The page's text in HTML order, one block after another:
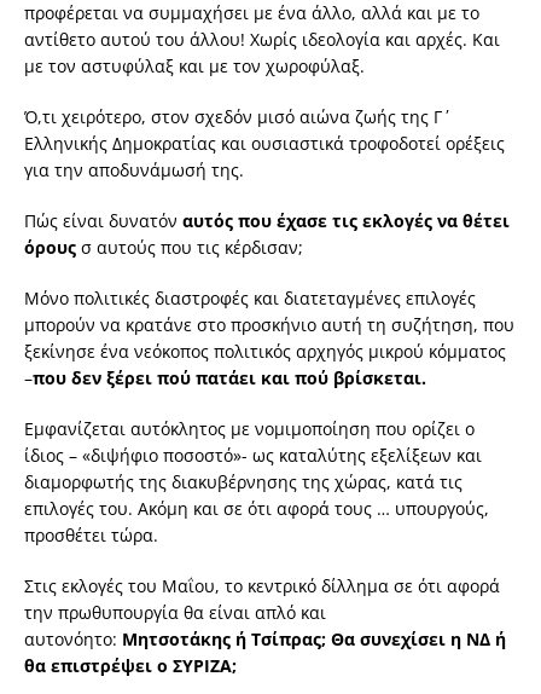
προφέρεται να συμμαχήσει με ένα άλλο, αλλά και με το
αντίθετο αυτού του άλλου! Χωρίς ιδεολογία και αρχές. Και
με τον αστυφύλαξ και με τον χωροφύλαξ.
Ό,τι χειρότερο, στον σχεδόν μισό αιώνα ζωής της Γ΄
Ελληνικής Δημοκρατίας και ουσιαστικά τροφοδοτεί ορέξεις
για την αποδυνάμωσή της.
Πώς είναι δυνατόν αυτός που έχασε τις εκλογές να θέτει
όρους σ αυτούς που τις κέρδισαν;
Μόνο πολιτικές διαστροφές και διατεταγμένες επιλογές
μπορούν να κρατάνε στο προσκήνιο αυτή τη συζήτηση, που
ξεκίνησε ένα νεόκοπος πολιτικός αρχηγός μικρού κόμματος
–που δεν ξέρει πού πατάει και πού βρίσκεται.
Εμφανίζεται αυτόκλητος με νομιμοποίηση που ορίζει ο
ίδιος – «διψήφιο ποσοστό»- ως καταλύτης εξελίξεων και
διαμορφωτής της διακυβέρνησης της χώρας, κατά τις
επιλογές του. Ακόμη και σε ότι αφορά τους … υπουργούς,
προσθέτει τώρα.
Στις εκλογές του Μαΐου, το κεντρικό δίλλημα σε ότι αφορά
την πρωθυπουργία θα είναι απλό και
αυτονόητο: Μητσοτάκης ή Τσίπρας; Θα συνεχίσει η ΝΔ ή
θα επιστρέψει ο ΣΥΡΙΖΑ;